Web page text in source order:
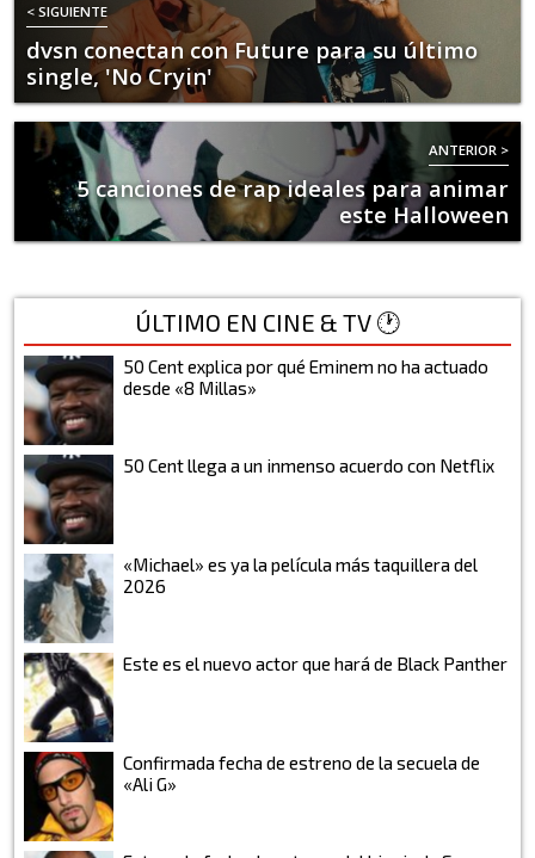
< SIGUIENTE
dvsn conectan con Future para su último
single, 'No Cryin'
ANTERIOR >
5 canciones de rap ideales para animar
este Halloween
ÚLTIMO EN CINE & TV 🕐
50 Cent explica por qué Eminem no ha actuado
desde «8 Millas»
50 Cent llega a un inmenso acuerdo con Netflix
«Michael» es ya la película más taquillera del
2026
Este es el nuevo actor que hará de Black Panther
Confirmada fecha de estreno de la secuela de
«Ali G»